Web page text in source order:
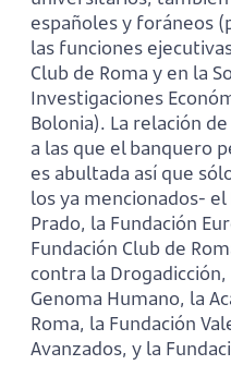
españoles y foráneos
las funciones
Club de Roma y en la
Investigaciones
Bolonia). La relación
a las que el banquero
es abultada así que
los ya mencionados-
Prado, la Fundación
Fundación Club de
contra la
Genoma Humano, la
Roma, la Fundación
Avanzados, y la